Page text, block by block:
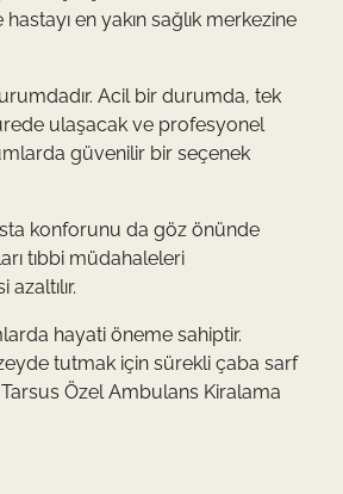
en yakın sağlık merkezine
Acil bir durumda, tek
ulaşacak ve profesyonel
güvenilir bir seçenek
konforunu da göz önünde
tıbbi müdahaleleri
hayati öneme sahiptir.
tutmak için sürekli çaba sarf
Özel Ambulans Kiralama